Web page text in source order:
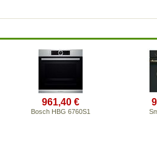
961,40 €
Bosch HBG 6760S1